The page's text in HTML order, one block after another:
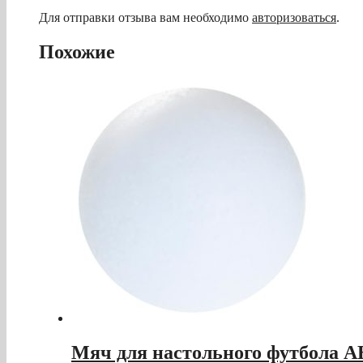
Для отправки отзыва вам необходимо авторизоваться.
Похожие
Мяч для настольного футбола